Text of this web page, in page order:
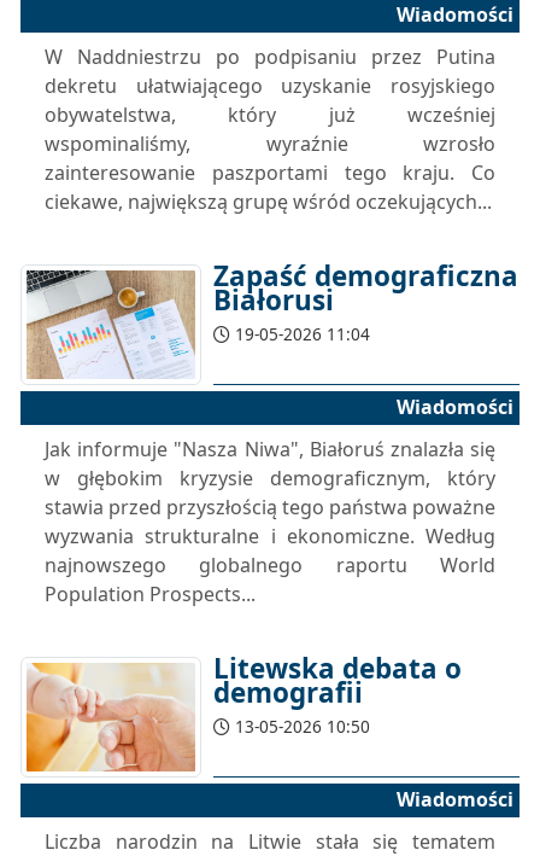
Wiadomości
W Naddniestrzu po podpisaniu przez Putina
dekretu ułatwiającego uzyskanie rosyjskiego
obywatelstwa, który już wcześniej
wspominaliśmy, wyraźnie wzrosło
zainteresowanie paszportami tego kraju. Co
ciekawe, największą grupę wśród oczekujących...
Zapaść demograficzna
Białorusi
19-05-2026 11:04
Wiadomości
Jak informuje "Nasza Niwa", Białoruś znalazła się
w głębokim kryzysie demograficznym, który
stawia przed przyszłością tego państwa poważne
wyzwania strukturalne i ekonomiczne. Według
najnowszego globalnego raportu World
Population Prospects...
Litewska debata o
demografii
13-05-2026 10:50
Wiadomości
Liczba narodzin na Litwie stała się tematem